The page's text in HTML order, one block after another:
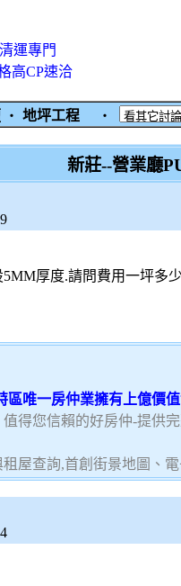
運專門
高CP速洽
‧ 地坪工程 ‧
新莊--營業廳
厚度.請問費用一坪多
區唯一房仲業擁有上億價
得您信賴的好房仲-提供
屋查詢,首創街景地圖、